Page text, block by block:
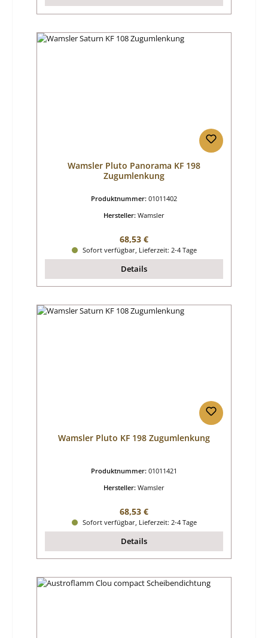
Wamsler Pluto Panorama KF 198
Zugumlenkung
Produktnummer: 01011402
Hersteller: Wamsler
Regulärer Preis:
68,53 €
Sofort verfügbar, Lieferzeit: 2-4 Tage
Details
Wamsler Pluto KF 198 Zugumlenkung
Produktnummer: 01011421
Hersteller: Wamsler
Regulärer Preis:
68,53 €
Sofort verfügbar, Lieferzeit: 2-4 Tage
Details